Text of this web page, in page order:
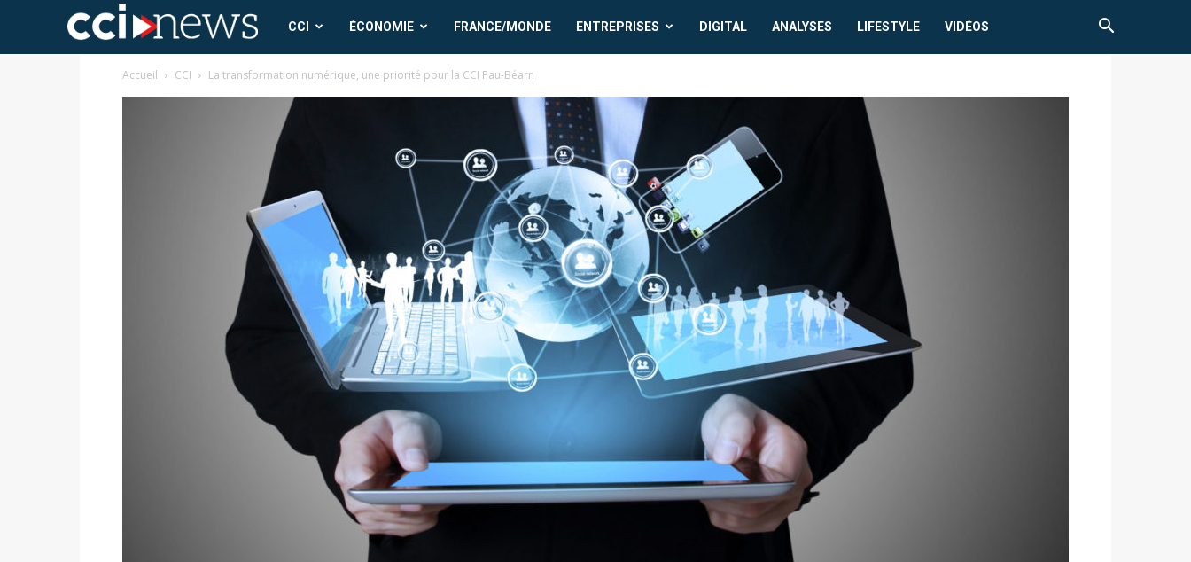
CCI
News
CCI ÉCONOMIE FRANCE/MONDE ENTREPRISES DIGITAL ANALYSES LIFESTYLE VIDÉOS
Accueil CCI La transformation numérique, une priorité pour la CCI Pau-Béarn